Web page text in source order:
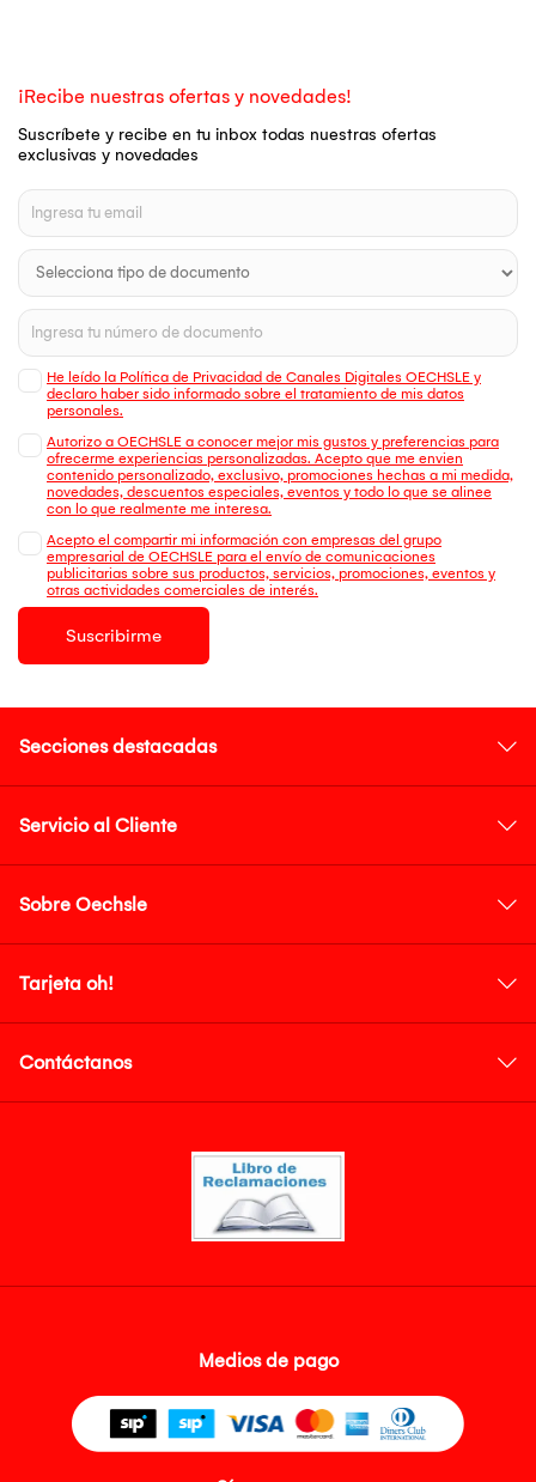
¡Recibe nuestras ofertas y novedades!
Suscríbete y recibe en tu inbox todas nuestras ofertas
exclusivas y novedades
He leído la Política de Privacidad de Canales Digitales OECHSLE y
declaro haber sido informado sobre el tratamiento de mis datos
personales.
Autorizo a OECHSLE a conocer mejor mis gustos y preferencias para
ofrecerme experiencias personalizadas. Acepto que me envien
contenido personalizado, exclusivo, promociones hechas a mi medida,
novedades, descuentos especiales, eventos y todo lo que se alinee
con lo que realmente me interesa.
Acepto el compartir mi información con empresas del grupo
empresarial de OECHSLE para el envío de comunicaciones
publicitarias sobre sus productos, servicios, promociones, eventos y
otras actividades comerciales de interés.
Suscribirme
Secciones destacadas
Servicio al Cliente
Sobre Oechsle
Tarjeta oh!
Contáctanos
Medios de pago